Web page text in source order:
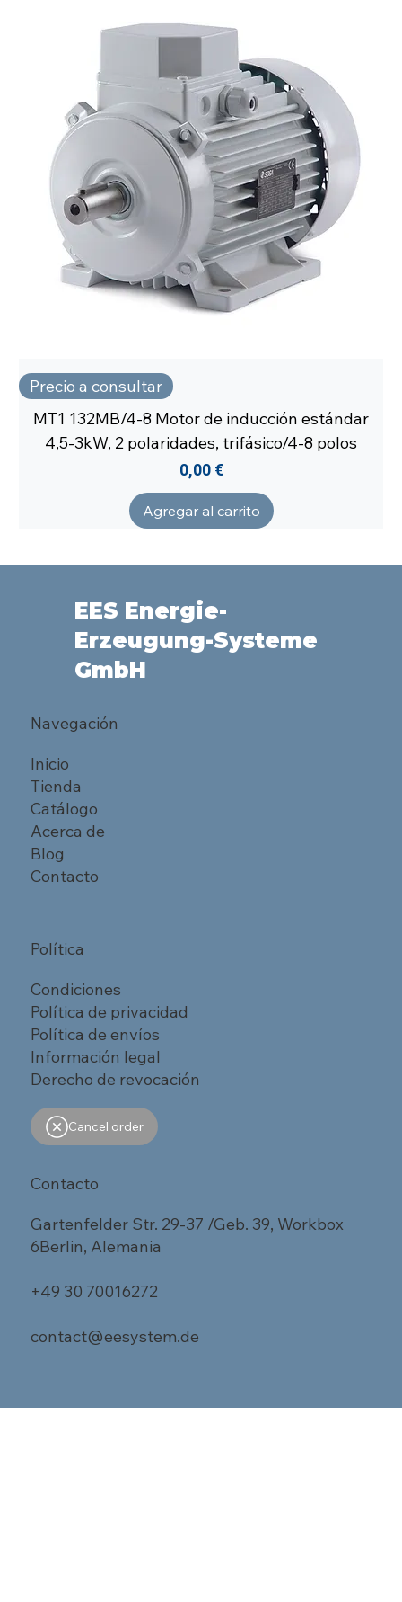
Precio a consultar
MT1 132MB/4-8 Motor de inducción estándar
4,5-3kW, 2 polaridades, trifásico/4-8 polos
Precio
0,00 €
Agregar al carrito
EES Energie-
Erzeugung-Systeme
GmbH
Navegación
Inicio
Tienda
Catálogo
Acerca de
Blog
Contacto
Política
Condiciones
Política de privacidad
Política de envíos
Información legal
Derecho de revocación
Cancel order
Contacto
Gartenfelder Str. 29-37 /Geb. 39, Workbox
6Berlin, Alemania
+49 30 70016272
contact@eesystem.de